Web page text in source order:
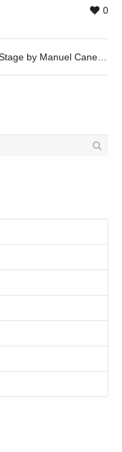
0
On Stage by Manuel Canelles